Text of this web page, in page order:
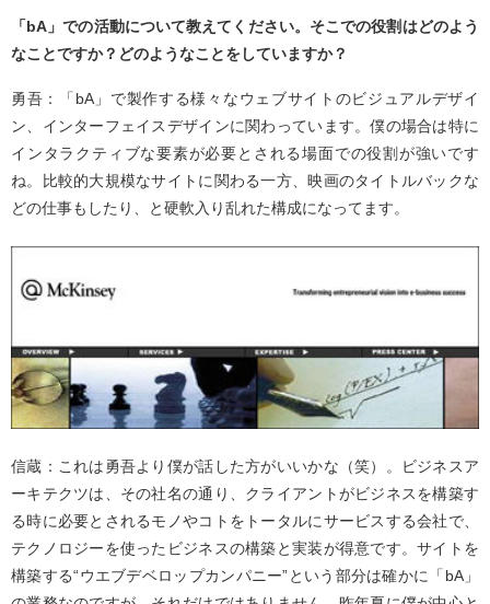
「bA」での活動について教えてください。そこでの役割はどのよう
なことですか？どのようなことをしていますか？
勇吾：「bA」で製作する様々なウェブサイトのビジュアルデザイ
ン、インターフェイスデザインに関わっています。僕の場合は特に
インタラクティブな要素が必要とされる場面での役割が強いです
ね。比較的大規模なサイトに関わる一方、映画のタイトルバックな
どの仕事もしたり、と硬軟入り乱れた構成になってます。
信蔵：これは勇吾より僕が話した方がいいかな（笑）。ビジネスア
ーキテクツは、その社名の通り、クライアントがビジネスを構築す
る時に必要とされるモノやコトをトータルにサービスする会社で、
テクノロジーを使ったビジネスの構築と実装が得意です。サイトを
構築する“ウエブデベロップカンパニー”という部分は確かに「bA」